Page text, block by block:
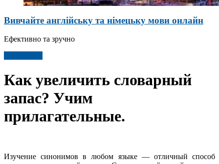
Вивчайте англійську та німецьку мови онлайн
Ефективно та зручно
Как увеличить словарный
запас? Учим
прилагательные.
Изучение синонимов в любом языке — отличный способ